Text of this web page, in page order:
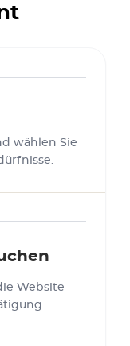
wählen Sie
Website